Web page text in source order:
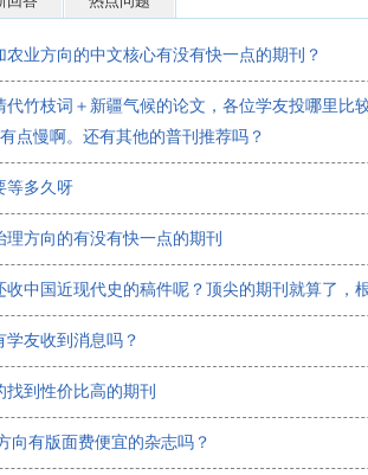
农业方向的中文核心有没有快一点的期刊？
代竹枝词＋新疆气候的论文，各位学友投哪里比
点慢啊。还有其他的普刊推荐吗？
等多久呀
理方向的有没有快一点的期刊
收中国近现代史的稿件呢？顶尖的期刊就算了，
学友收到消息吗？
找到性价比高的期刊
向有版面费便宜的杂志吗？